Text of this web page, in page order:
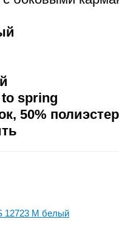
to spring
50% полиэстер
12723 M белый